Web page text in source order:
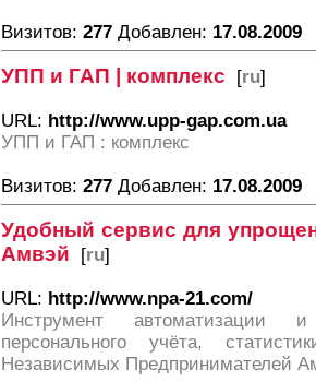
Визитов: 277 Добавлен: 17.08.2009
УПП и ГАП | комплекс [ru]
URL: http://www.upp-gap.com.ua
УПП и ГАП : комплекс
Визитов: 277 Добавлен: 17.08.2009
Удобный сервис для
Амвэй [ru]
URL: http://www.npa-21.com/
Инструмент автоматизации
персонального учёта,
Независимых Предпринимателей